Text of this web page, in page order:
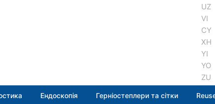
UZ
VI
CY
XH
YI
YO
ZU
Ендоскопія Герніостеплери та сітки